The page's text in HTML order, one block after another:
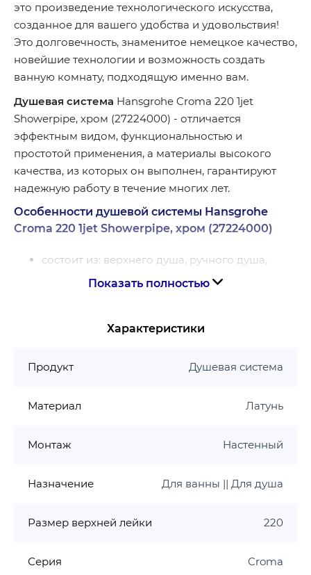
это произведение технологического искусства,
созданное для вашего удобства и удовольствия!
Это долговечность, знаменитое немецкое качество,
новейшие технологии и возможность создать
ванную комнату, подходящую именно вам.
Душевая система Hansgrohe Croma 220 1jet
Showerpipe, хром (27224000) - отличается
эффектным видом, функциональностью и
простотой применения, а материалы высокого
качества, из которых он выполнен, гарантируют
надежную работу в течение многих лет.
Особенности душевой системы Hansgrohe
Croma 220 1jet Showerpipe, хром (27224000)
состоит из: верхнего душа, ручного душа,
душевого шланга, слайдера, душевой штанги
тип струи: RainAir
шаровой шарнир: регулируемый угол
ручного душа
/ мин
рабочее давление: мин. 1 бар / макс. 6 бар
подключение к водопроводу: душевой шланг
Показать полностью
Характеристики
Продукт Душевая система
Материал Латунь
Монтаж Настенный
Назначение Для ванны || Для душа
Размер верхней лейки 220
Серия Croma